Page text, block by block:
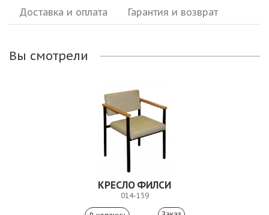
Доставка и оплата Гарантия и возврат
Вы смотрели
КРЕСЛО ФИЛСИ
014-159